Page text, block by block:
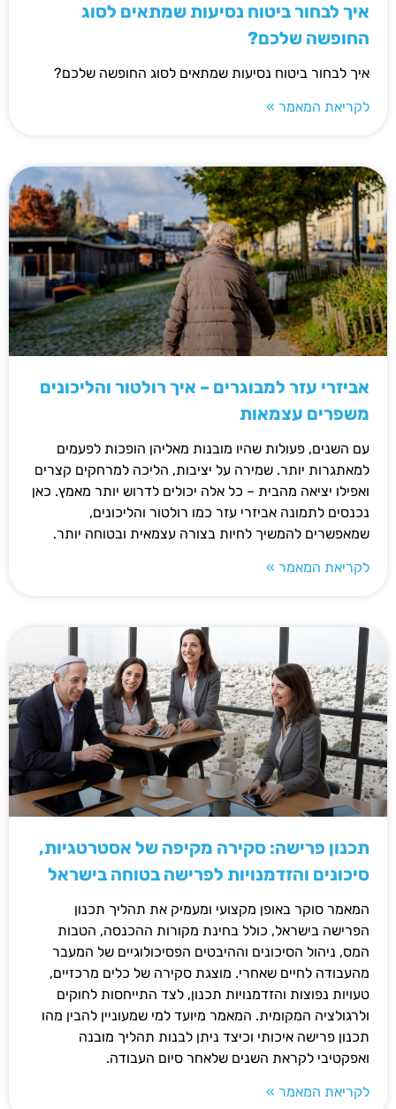
איך לבחור ביטוח נסיעות שמתאים לסוג
החופשה שלכם?
איך לבחור ביטוח נסיעות שמתאים לסוג החופשה שלכם?
לקריאת המאמר »
אביזרי עזר למבוגרים – איך רולטור והליכונים
משפרים עצמאות
עם השנים, פעולות שהיו מובנות מאליהן הופכות לפעמים
למאתגרות יותר. שמירה על יציבות, הליכה למרחקים קצרים
ואפילו יציאה מהבית – כל אלה יכולים לדרוש יותר מאמץ. כאן
נכנסים לתמונה אביזרי עזר כמו רולטור והליכונים,
שמאפשרים להמשיך לחיות בצורה עצמאית ובטוחה יותר.
לקריאת המאמר »
תכנון פרישה: סקירה מקיפה של אסטרטגיות,
סיכונים והזדמנויות לפרישה בטוחה בישראל
המאמר סוקר באופן מקצועי ומעמיק את תהליך תכנון
הפרישה בישראל, כולל בחינת מקורות ההכנסה, הטבות
המס, ניהול הסיכונים וההיבטים הפסיכולוגיים של המעבר
מהעבודה לחיים שאחרי. מוצגת סקירה של כלים מרכזיים,
טעויות נפוצות והזדמנויות תכנון, לצד התייחסות לחוקים
ולרגולציה המקומית. המאמר מיועד למי שמעוניין להבין מהו
תכנון פרישה איכותי וכיצד ניתן לבנות תהליך מובנה
ואפקטיבי לקראת השנים שלאחר סיום העבודה.
לקריאת המאמר »